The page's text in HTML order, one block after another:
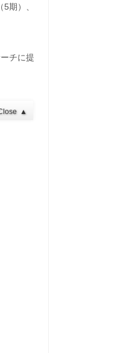
期）、
チに提
▲